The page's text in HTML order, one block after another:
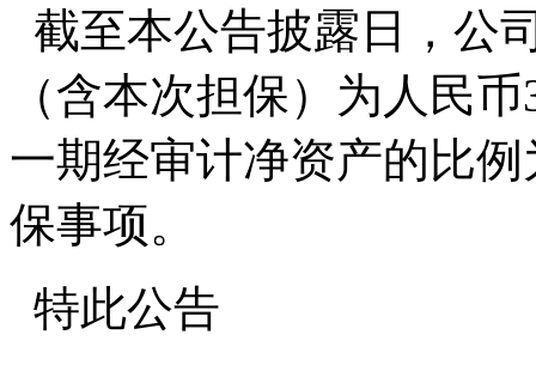
截至本公告披露日，公
（含本次担保）为人民
一期经审计净资产的比
保事项。
特此公告